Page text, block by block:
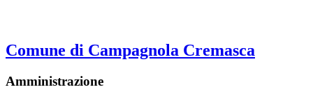
Comune di Campagnola Cremasca
Amministrazione